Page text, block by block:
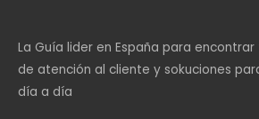
La Guía lider en España para
de atención al cliente y sokuciones
día a día